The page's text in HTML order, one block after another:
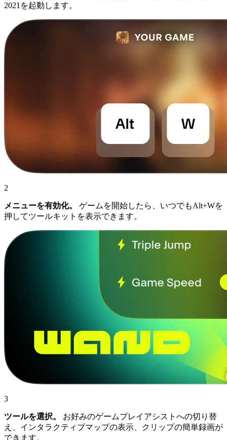
2021を起動します。
2
メニューを有効化。
ゲームを開始したら、いつでもAlt+Wを
押してツールキットを表示できます。
3
ツールを選択。
お好みのゲームプレイアシストへの切り替
え、インタラクティブマップの表示、クリップの簡単録画が
できます。